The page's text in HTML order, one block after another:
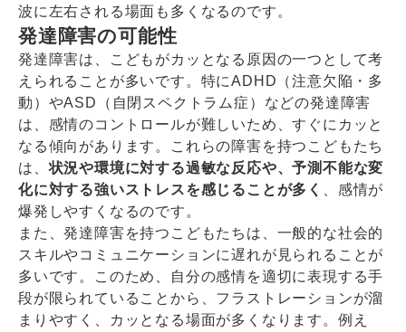
波に左右される場面も多くなるのです。
発達障害の可能性
発達障害は、こどもがカッとなる原因の一つとして考
えられることが多いです。特にADHD（注意欠陥・多
動）やASD（自閉スペクトラム症）などの発達障害
は、感情のコントロールが難しいため、すぐにカッと
なる傾向があります。これらの障害を持つこどもたち
は、状況や環境に対する過敏な反応や、予測不能な変
化に対する強いストレスを感じることが多く
、感情が
爆発しやすくなるのです。
また、発達障害を持つこどもたちは、一般的な社会的
スキルやコミュニケーションに遅れが見られることが
多いです。このため、自分の感情を適切に表現する手
段が限られていることから、フラストレーションが溜
まりやすく、カッとなる場面が多くなります。例え